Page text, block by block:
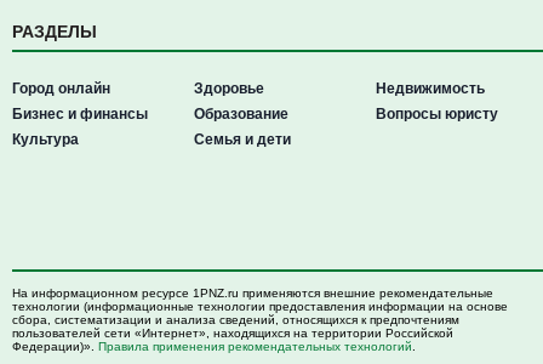
РАЗДЕЛЫ
Город онлайн
Бизнес и финансы
Культура
Здоровье
Образование
Семья и дети
Недвижимость
Вопросы юристу
На информационном ресурсе 1PNZ.ru применяются внешние рекомендательные
технологии (информационные технологии предоставления информации на основе
сбора, систематизации и анализа сведений, относящихся к предпочтениям
пользователей сети «Интернет», находящихся на территории Российской
Федерации)». Правила применения рекомендательных технологий